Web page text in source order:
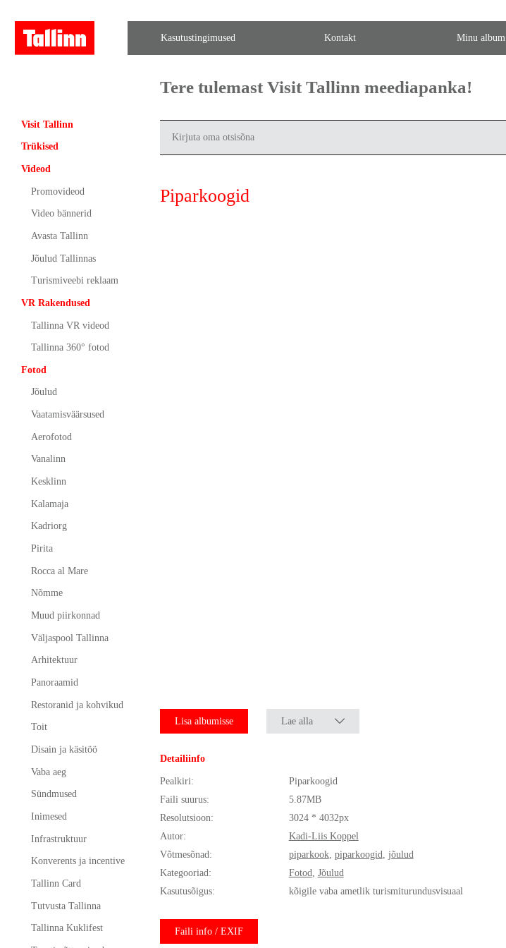
Kasutustingimused Kontakt Minu album
Visit Tallinn
Trükised
Videod
Promovideod
Video bännerid
Avasta Tallinn
Jõulud Tallinnas
Turismiveebi reklaam
VR Rakendused
Tallinna VR videod
Tallinna 360° fotod
Fotod
Jõulud
Vaatamisväärsused
Aerofotod
Vanalinn
Kesklinn
Kalamaja
Kadriorg
Pirita
Rocca al Mare
Nõmme
Muud piirkonnad
Väljaspool Tallinna
Arhitektuur
Panoraamid
Restoranid ja kohvikud
Toit
Disain ja käsitöö
Vaba aeg
Sündmused
Inimesed
Infrastruktuur
Konverents ja incentive
Tallinn Card
Tutvusta Tallinna
Tallinna Kuklifest
Tere tulemast Visit Tallinn meediapanka!
Piparkoogid
Lisa albumisse Lae alla
Detailiinfo
Pealkiri:
Piparkoogid
Faili suurus:
5.87MB
Resolutsioon:
3024 * 4032px
Autor:
Kadi-Liis Koppel
Võtmesõnad:
piparkook, piparkoogid jõulud
Kategooriad:
Fotod Jõulud
Kasutusõigus:
kõigile vaba ametlik turismiturundusvisuaal
Faili info / EXIF